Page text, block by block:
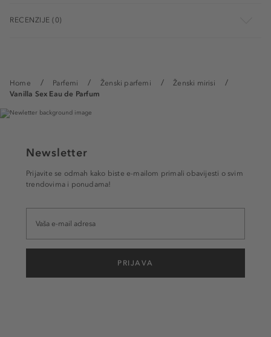
Home Parfemi Ženski parfemi
Ženski mirisi
Vanilla Sex Eau de Parfum
RECENZIJE (0)
Newsletter
Prijavite se odmah kako biste e-mailom primali obavijesti o svim
trendovima i ponudama!
PRIJAVA